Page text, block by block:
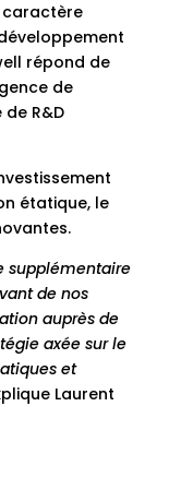
caractère
répond de
de
R&D
étatique, le
supplémentaire
de nos
auprès de
axée sur le
et
Laurent